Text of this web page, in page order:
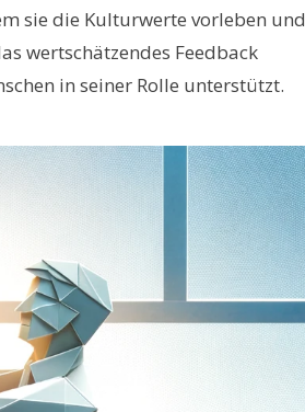
sie die Kulturwerte vorleben und
wertschätzendes Feedback
in seiner Rolle unterstützt.